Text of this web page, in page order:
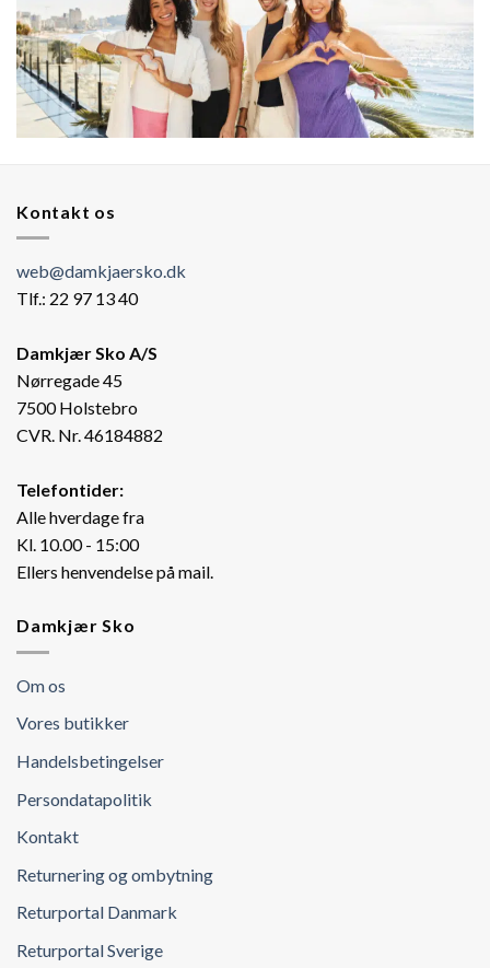
Kontakt os
web@damkjaersko.dk
Tlf.: 22 97 13 40
Damkjær Sko A/S
Nørregade 45
7500 Holstebro
CVR. Nr. 46184882
Telefontider:
Alle hverdage fra
Kl. 10.00 - 15:00
Ellers henvendelse på mail.
Damkjær Sko
Om os
Vores butikker
Handelsbetingelser
Persondatapolitik
Kontakt
Returnering og ombytning
Returportal Danmark
Returportal Sverige